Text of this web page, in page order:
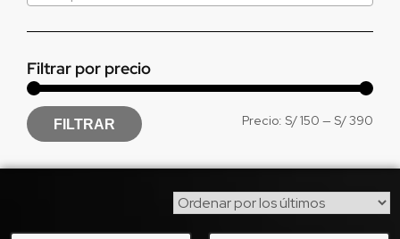
Filtrar por precio
FILTRAR Precio: S/ 150 — S/ 390